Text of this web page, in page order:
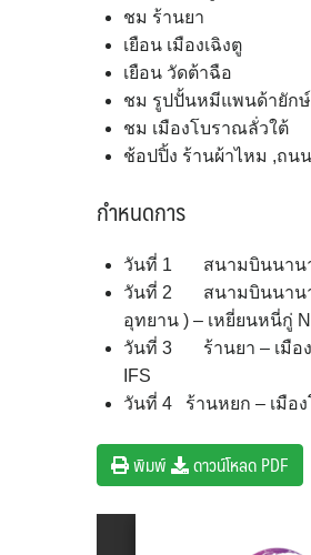
ชม ร้านยา
เยือน เมืองเฉิงตู
เยือน วัดต้าฉือ
ชม รูปปั้นหมีแพนด้ายักษ์
ชม เมืองโบราณลั่วใต้
ช้อปปิ้ง ร้านผ้าไหม ,ถน
กำหนดการ
วันที่ 1 สนามบินนาน
วันที่ 2 สนามบินนานาช
อุทยาน ) – เหยี่ยนหนี่กู่
วันที่ 3 ร้านยา – เมือง
IFS
วันที่ 4 ร้านหยก – เมือ
พิมพ์ ดาวน์โหลด PDF